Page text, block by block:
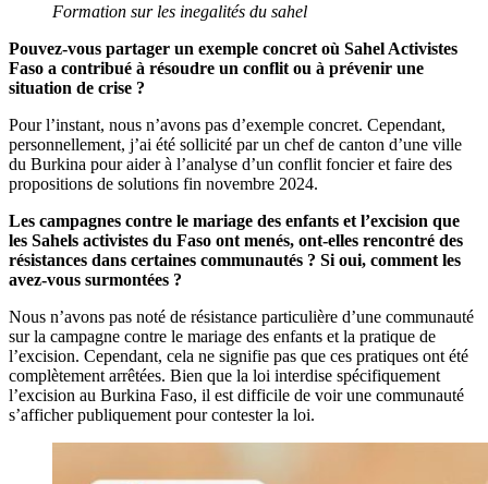
Formation sur les inegalités du sahel
Pouvez-vous partager un exemple concret où Sahel Activistes
Faso a contribué à résoudre un conflit ou à prévenir une
situation de crise ?
Pour l’instant, nous n’avons pas d’exemple concret. Cependant,
personnellement, j’ai été sollicité par un chef de canton d’une ville
du Burkina pour aider à l’analyse d’un conflit foncier et faire des
propositions de solutions fin novembre 2024.
Les campagnes contre le mariage des enfants et l’excision que
les Sahels activistes du Faso ont menés, ont-elles rencontré des
résistances dans certaines communautés ? Si oui, comment les
avez-vous surmontées ?
Nous n’avons pas noté de résistance particulière d’une communauté
sur la campagne contre le mariage des enfants et la pratique de
l’excision. Cependant, cela ne signifie pas que ces pratiques ont été
complètement arrêtées. Bien que la loi interdise spécifiquement
l’excision au Burkina Faso, il est difficile de voir une communauté
s’afficher publiquement pour contester la loi.